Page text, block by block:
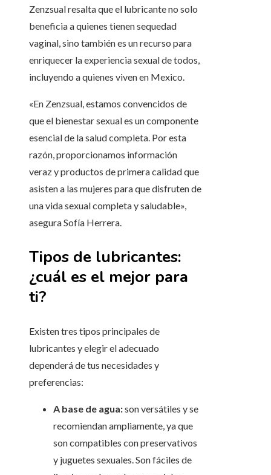
Zenzsual resalta que el lubricante no solo
beneficia a quienes tienen sequedad
vaginal, sino también es un recurso para
enriquecer la experiencia sexual de todos,
incluyendo a quienes viven en Mexico.
«En Zenzsual, estamos convencidos de
que el bienestar sexual es un componente
esencial de la salud completa. Por esta
razón, proporcionamos información
veraz y productos de primera calidad que
asisten a las mujeres para que disfruten de
una vida sexual completa y saludable»,
asegura Sofía Herrera.
Tipos de lubricantes:
¿cuál es el mejor para
ti?
Existen tres tipos principales de
lubricantes y elegir el adecuado
dependerá de tus necesidades y
preferencias:
A base de agua:son versátiles y se
recomiendan ampliamente, ya que
son compatibles con preservativos
y juguetes sexuales. Son fáciles de